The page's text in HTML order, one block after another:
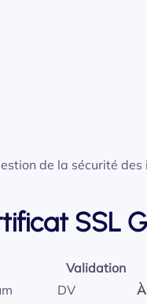
de la sécurité
SSL
Validation
DV